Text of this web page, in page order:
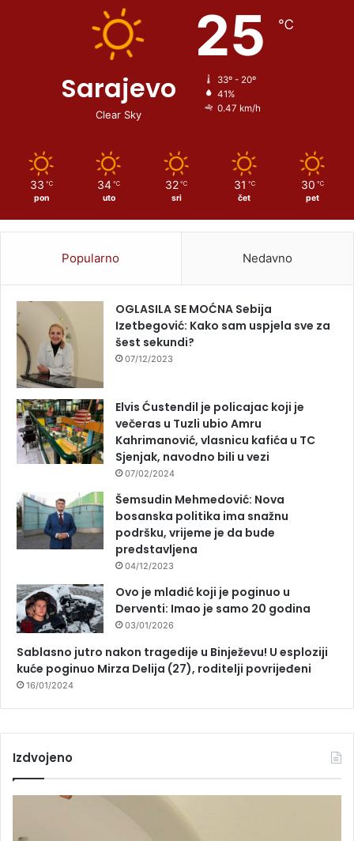
Sarajevo
Clear Sky
25 ℃
33º - 20º
41%
0.47 km/h
33 ℃
pon
34 ℃
uto
32 ℃
sri
31 ℃
čet
30 ℃
pet
Popularno Nedavno
OGLASILA SE MOĆNA Sebija
Izetbegović: Kako sam uspjela sve za
šest sekundi?
07/12/2023
Elvis Ćustendil je policajac koji je
večeras u Tuzli ubio Amru
Kahrimanović, vlasnicu kafića u TC
Sjenjak, navodno bili u vezi
07/02/2024
Šemsudin Mehmedović: Nova
bosanska politika ima snažnu
podršku, vrijeme je da bude
predstavljena
04/12/2023
Ovo je mladić koji je poginuo u
Derventi: Imao je samo 20 godina
03/01/2026
Sablasno jutro nakon tragedije u Binježevu! U esploziji
kuće poginuo Mirza Delija (27), roditelji povrijeđeni
16/01/2024
Izdvojeno